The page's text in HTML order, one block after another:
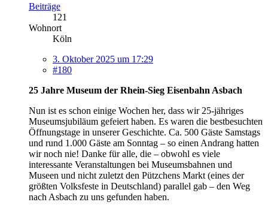
Beiträge
121
Wohnort
Köln
3. Oktober 2025 um 17:29
#180
25 Jahre Museum der Rhein-Sieg Eisenbahn Asbach
Nun ist es schon einige Wochen her, dass wir 25-jähriges
Museumsjubiläum gefeiert haben. Es waren die bestbesuchten
Öffnungstage in unserer Geschichte. Ca. 500 Gäste Samstags
und rund 1.000 Gäste am Sonntag – so einen Andrang hatten
wir noch nie! Danke für alle, die – obwohl es viele
interessante Veranstaltungen bei Museumsbahnen und
Museen und nicht zuletzt den Pützchens Markt (eines der
größten Volksfeste in Deutschland) parallel gab – den Weg
nach Asbach zu uns gefunden haben.